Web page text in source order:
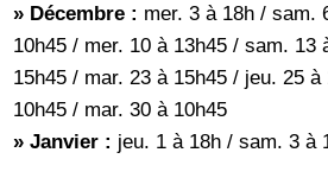
» Décembre : mer. 3 à 18h / sam.
10h45 / mer. 10 à 13h45 / sam. 13
15h45 / mar. 23 à 15h45 / jeu. 25
10h45 / mar. 30 à 10h45
» Janvier : jeu. 1 à 18h / sam. 3 à